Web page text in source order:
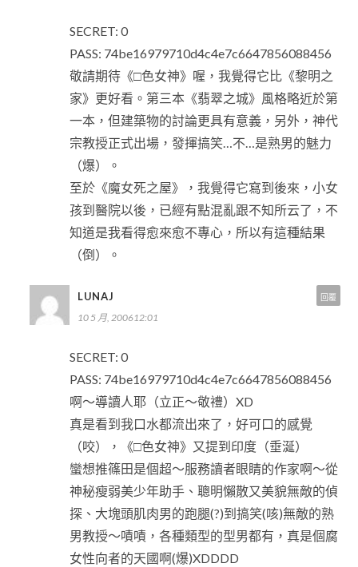
SECRET: 0
PASS: 74be16979710d4c4e7c6647856088456
敬請期待《□色女神》喔，我覺得它比《黎明之
家》更好看。第三本《翡翠之城》風格略近於第
一本，但建築物的討論更具有意義，另外，神代
宗教授正式出場，發揮搞笑…不…是熟男的魅力
（爆）。
至於《魔女死之屋》，我覺得它寫到後來，小女
孩到醫院以後，已經有點混亂跟不知所云了，不
知道是我看得愈來愈不專心，所以有這種結果
（倒）。
LUNAJ
10 5 月, 200612:01
SECRET: 0
PASS: 74be16979710d4c4e7c6647856088456
啊～導讀人耶（立正～敬禮）XD
真是看到我口水都流出來了，好可口的感覺
（咬），《□色女神》又提到印度（垂涎）
蠻想推篠田是個超～服務讀者眼睛的作家啊～從
神秘瘦弱美少年助手、聰明懶散又美貌無敵的偵
探、大塊頭肌肉男的跑腿(?)到搞笑(咳)無敵的熟
男教授～嘖嘖，各種類型的型男都有，真是個腐
女性向者的天國啊(爆)XDDDD
回覆